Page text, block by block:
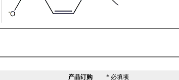
产品订购* 必填项